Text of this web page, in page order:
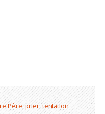
Père,prier,tentation